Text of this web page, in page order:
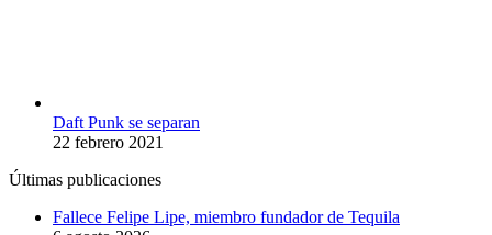
Daft Punk se separan
22 febrero 2021
Últimas publicaciones
Fallece Felipe Lipe, miembro fundador de Tequila